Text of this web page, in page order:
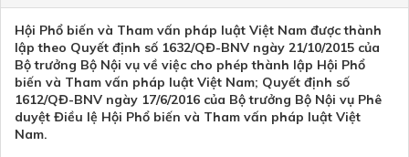
Hội Phổ biến và Tham vấn pháp luật Việt Nam được thành
lập theo Quyết định số 1632/QĐ-BNV ngày 21/10/2015 của
Bộ trưởng Bộ Nội vụ về việc cho phép thành lập Hội Phổ
biến và Tham vấn pháp luật Việt Nam; Quyết định số
1612/QĐ-BNV ngày 17/6/2016 của Bộ trưởng Bộ Nội vụ Phê
duyệt Điều lệ Hội Phổ biến và Tham vấn pháp luật Việt
Nam.